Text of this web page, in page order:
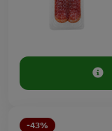
-43%